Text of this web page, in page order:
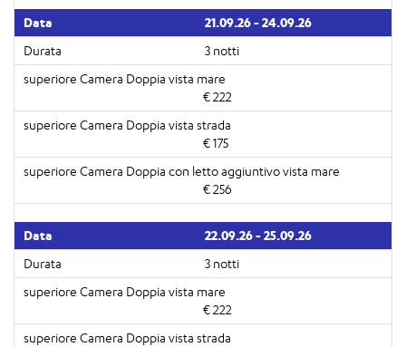
21.09.26 - 24.09.26
3 notti
€ 222
€ 175
€ 256
22.09.26 - 25.09.26
3 notti
€ 222